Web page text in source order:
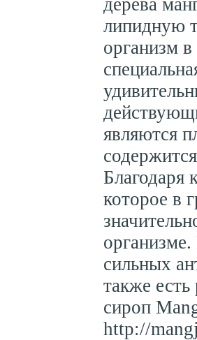
дерева
липидную
организм
являются
Благодаря
которое в
сильных
также
сироп
http://